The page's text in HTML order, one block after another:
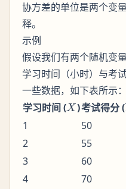
协方差的单位是两个变
释。
示例
假设我们有两个随机变量
学习时间（小时）与考
一些数据，如下表所示：
学习时间 (X
X)考试得分 (
1
50
2
55
3
60
4
70